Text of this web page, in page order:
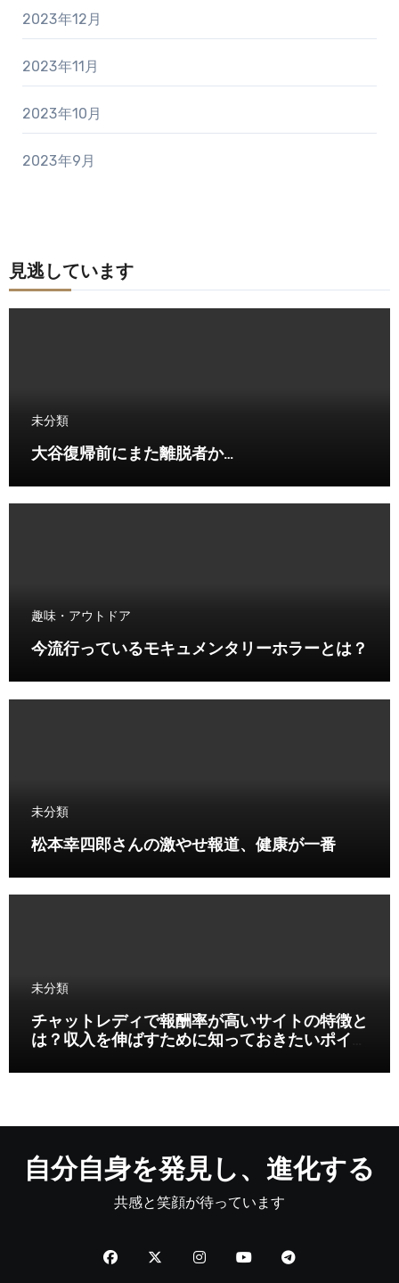
2023年12月
2023年11月
2023年10月
2023年9月
見逃しています
未分類
大谷復帰前にまた離脱者か…
趣味・アウトドア
今流行っているモキュメンタリーホラーとは？
未分類
松本幸四郎さんの激やせ報道、健康が一番
未分類
チャットレディで報酬率が高いサイトの特徴と
は？収入を伸ばすために知っておきたいポイン
自分自身を発見し、進化する
共感と笑顔が待っています